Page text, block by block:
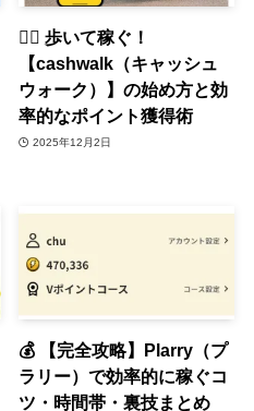
🚶‍♀️ 歩いて稼ぐ！
【cashwalk（キャッシュ
ウォーク）】の始め方と効
率的なポイント獲得術
2025年12月2日
💰 【完全攻略】Plarry（プ
ラリー）で効率的に稼ぐコ
ツ・時間帯・裏技まとめ